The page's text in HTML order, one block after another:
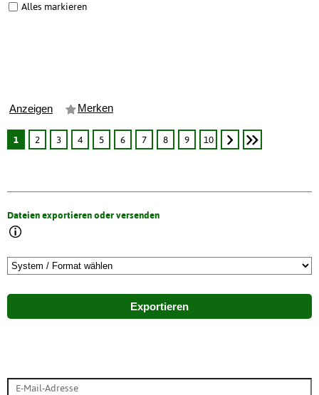
Alles markieren
Anzeigen Merken
1 2 3 4 5 6 7 8 9 10
Dateien exportieren oder versenden
Exportieren